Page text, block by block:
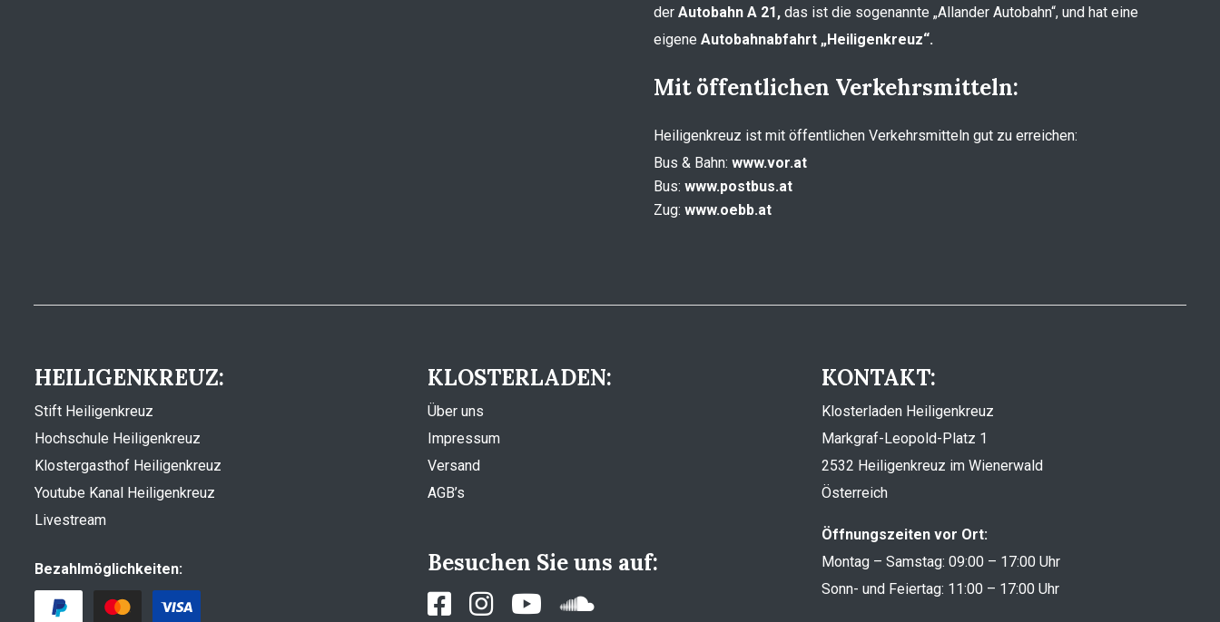
der Autobahn A 21, das ist die sogenannte „Allander Autobahn“, und hat eine
eigene Autobahnabfahrt „Heiligenkreuz“.
Mit öffentlichen Verkehrsmitteln:
Heiligenkreuz ist mit öffentlichen Verkehrsmitteln gut zu erreichen:
Bus & Bahn: www.vor.at
Bus: www.postbus.at
Zug: www.oebb.at
HEILIGENKREUZ:
Stift Heiligenkreuz
Hochschule Heiligenkreuz
Klostergasthof Heiligenkreuz
Youtube Kanal Heiligenkreuz
Livestream
Bezahlmöglichkeiten:
KLOSTERLADEN:
Über uns
Impressum
Versand
AGB’s
Besuchen Sie uns auf:
KONTAKT:
Klosterladen Heiligenkreuz
Markgraf-Leopold-Platz 1
2532 Heiligenkreuz im Wienerwald
Österreich
Öffnungszeiten vor Ort:
Montag – Samstag: 09:00 – 17:00 Uhr
Sonn- und Feiertag: 11:00 – 17:00 Uhr